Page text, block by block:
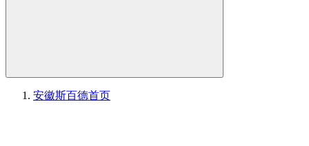
安徽斯百德首页